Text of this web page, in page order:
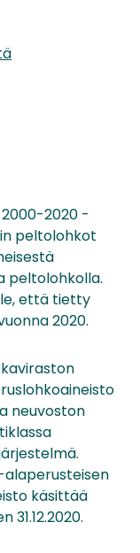
2020 -
peltolohkot
peltolohkolla.
että tietty
2020.
neuvoston
käsittää